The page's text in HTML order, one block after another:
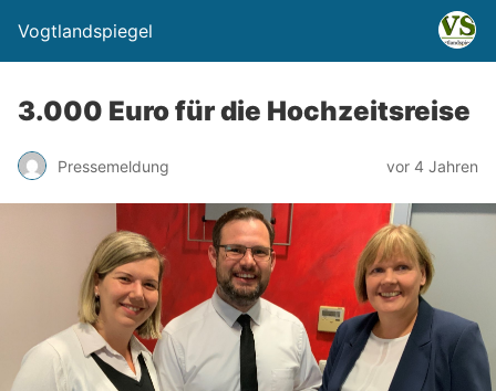
Vogtlandspiegel
3.000 Euro für die Hochzeitsreise
Pressemeldung vor 4 Jahren